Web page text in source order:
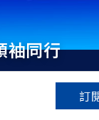
袖同行
訂
特色